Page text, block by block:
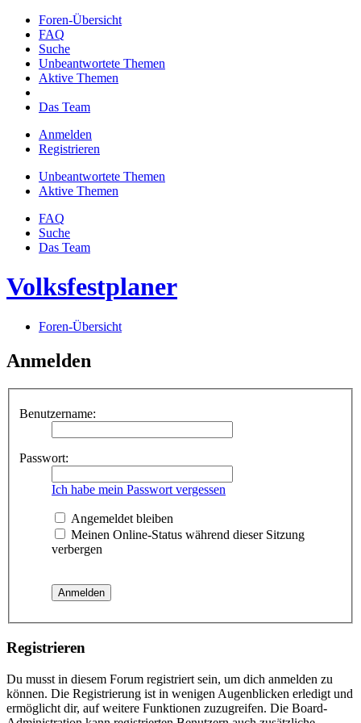
Foren-Übersicht
FAQ
Suche
Unbeantwortete Themen
Aktive Themen
Das Team
Anmelden
Registrieren
Unbeantwortete Themen
Aktive Themen
FAQ
Suche
Das Team
Volksfestplaner
Foren-Übersicht
Anmelden
Benutzername:
Passwort:
Ich habe mein Passwort vergessen
Angemeldet bleiben
Meinen Online-Status während dieser Sitzung
verbergen
Registrieren
Du musst in diesem Forum registriert sein, um dich anmelden zu
können. Die Registrierung ist in wenigen Augenblicken erledigt und
ermöglicht dir, auf weitere Funktionen zuzugreifen. Die Board-